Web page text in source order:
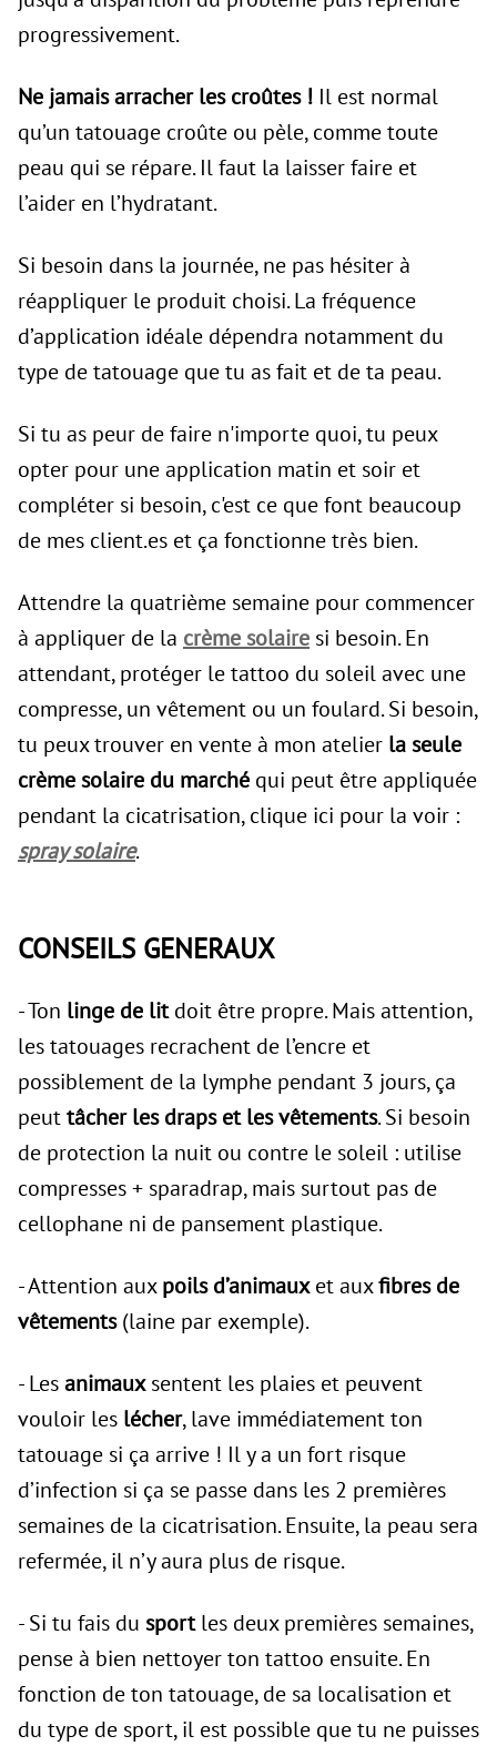
progressivement.
Ne jamais arracher les croûtes ! Il est normal
qu’un tatouage croûte ou pèle, comme toute
peau qui se répare. Il faut la laisser faire et
l’aider en l’hydratant.
Si besoin dans la journée, ne pas hésiter à
réappliquer le produit choisi. La fréquence
d’application idéale dépendra notamment du
type de tatouage que tu as fait et de ta peau.
Si tu as peur de faire n'importe quoi, tu peux
opter pour une application matin et soir et
compléter si besoin, c'est ce que font beaucoup
de mes client.es et ça fonctionne très bien.
Attendre la quatrième semaine pour commencer
à appliquer de la crème solaire si besoin. En
attendant, protéger le tattoo du soleil avec une
compresse, un vêtement ou un foulard. Si besoin,
tu peux trouver en vente à mon atelier la seule
crème solaire du marché qui peut être appliquée
pendant la cicatrisation, clique ici pour la voir :
spray solaire.
CONSEILS GENERAUX
- Ton linge de litdoit être propre. Mais attention,
les tatouages recrachent de l’encre et
possiblement de la lymphe pendant 3 jours, ça
peuttâcher les draps et les vêtements. Si besoin
de protection la nuit ou contre le soleil : utilise
compresses + sparadrap, mais surtout pas de
cellophane ni de pansement plastique.
- Attention auxpoils d’animauxet auxfibres de
vêtements(laine par exemple).
- Lesanimauxsentent les plaies et peuvent
vouloir les lécher, lave immédiatement ton
tatouage si ça arrive ! Il y a un fort risque
d’infection si ça se passe dans les 2 premières
semaines de la cicatrisation. Ensuite, la peau sera
refermée, il n’y aura plus de risque.
- Si tu fais du sportles deux premières semaines,
pense à bien nettoyer ton tattoo ensuite. En
fonction de ton tatouage, de sa localisation et
du type de sport, il est possible que tu ne puisses